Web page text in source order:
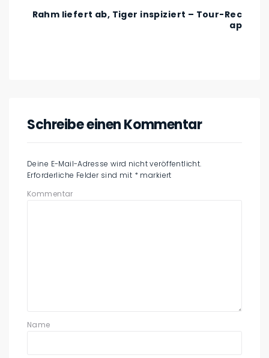
Rahm liefert ab, Tiger inspiziert – Tour-Rec
ap
Schreibe einen Kommentar
Deine E-Mail-Adresse wird nicht veröffentlicht.
Erforderliche Felder sind mit * markiert
Kommentar
Name